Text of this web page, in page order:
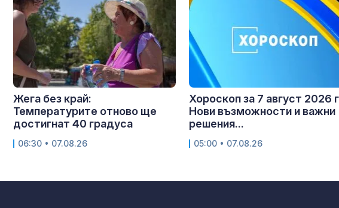
Жега без край:
Температурите отново ще
достигнат 40 градуса
06:30 • 07.08.26
Хороскоп за 7 август 2026
Нови възможности и важни
решения...
05:00 • 07.08.26